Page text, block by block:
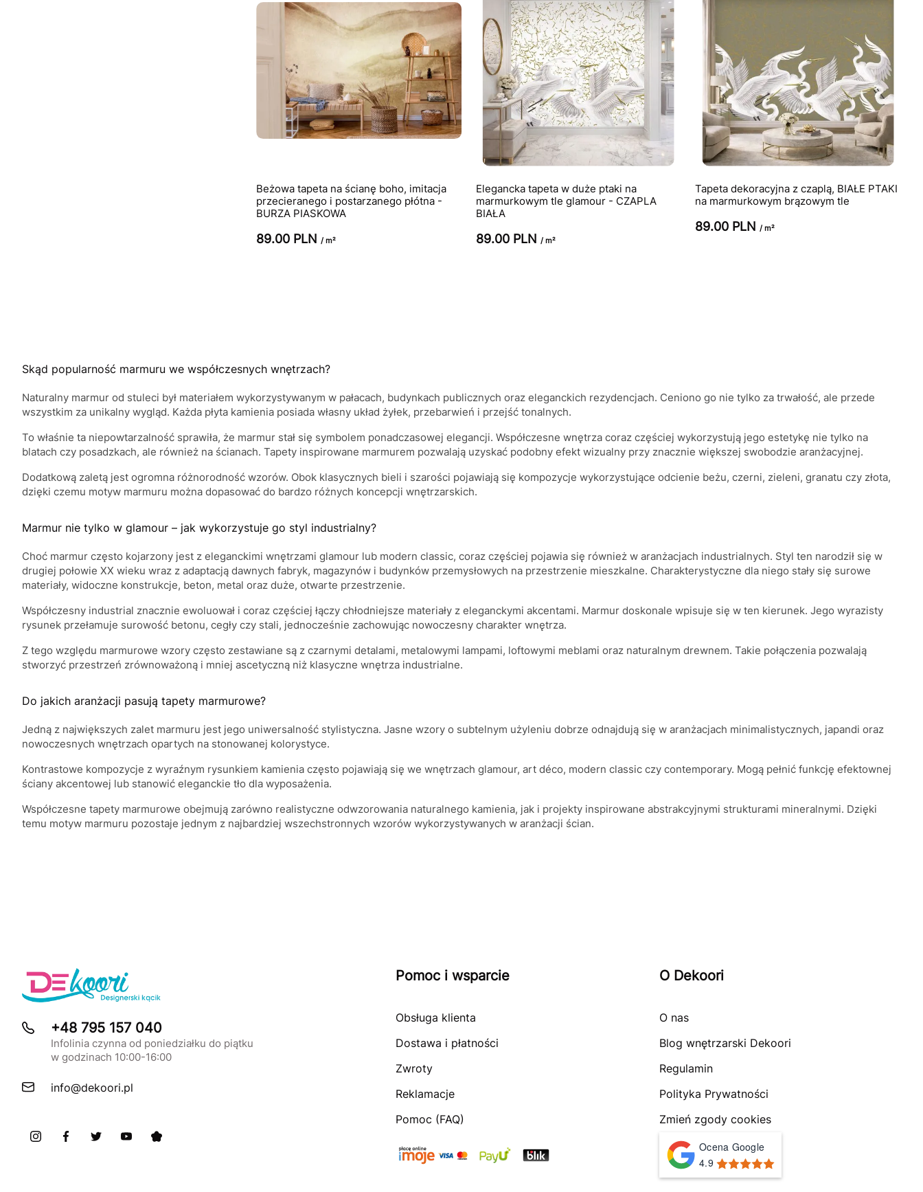
Beżowa tapeta na ścianę boho, imitacja
przecieranego i postarzanego płótna -
BURZA PIASKOWA
89.00 PLN / m²
Elegancka tapeta w duże ptaki na
marmurkowym tle glamour - CZAPLA
BIAŁA
89.00 PLN / m²
Tapeta dekoracyjna z czaplą, BIAŁE PTAKI
na marmurkowym brązowym tle
89.00 PLN / m²
Skąd popularność marmuru we współczesnych wnętrzach?
Naturalny marmur od stuleci był materiałem wykorzystywanym w pałacach, budynkach publicznych oraz eleganckich rezydencjach. Ceniono go nie tylko za trwałość, ale przede
wszystkim za unikalny wygląd. Każda płyta kamienia posiada własny układ żyłek, przebarwień i przejść tonalnych.
To właśnie ta niepowtarzalność sprawiła, że marmur stał się symbolem ponadczasowej elegancji. Współczesne wnętrza coraz częściej wykorzystują jego estetykę nie tylko na
blatach czy posadzkach, ale również na ścianach. Tapety inspirowane marmurem pozwalają uzyskać podobny efekt wizualny przy znacznie większej swobodzie aranżacyjnej.
Dodatkową zaletą jest ogromna różnorodność wzorów. Obok klasycznych bieli i szarości pojawiają się kompozycje wykorzystujące odcienie beżu, czerni, zieleni, granatu czy złota,
dzięki czemu motyw marmuru można dopasować do bardzo różnych koncepcji wnętrzarskich.
Marmur nie tylko w glamour – jak wykorzystuje go styl industrialny?
Choć marmur często kojarzony jest z eleganckimi wnętrzami glamour lub modern classic, coraz częściej pojawia się również w aranżacjach industrialnych. Styl ten narodził się w
drugiej połowie XX wieku wraz z adaptacją dawnych fabryk, magazynów i budynków przemysłowych na przestrzenie mieszkalne. Charakterystyczne dla niego stały się surowe
materiały, widoczne konstrukcje, beton, metal oraz duże, otwarte przestrzenie.
Współczesny industrial znacznie ewoluował i coraz częściej łączy chłodniejsze materiały z eleganckymi akcentami. Marmur doskonale wpisuje się w ten kierunek. Jego wyrazisty
rysunek przełamuje surowość betonu, cegły czy stali, jednocześnie zachowując nowoczesny charakter wnętrza.
Z tego względu marmurowe wzory często zestawiane są z czarnymi detalami, metalowymi lampami, loftowymi meblami oraz naturalnym drewnem. Takie połączenia pozwalają
stworzyć przestrzeń zrównoważoną i mniej ascetyczną niż klasyczne wnętrza industrialne.
Do jakich aranżacji pasują tapety marmurowe?
Jedną z największych zalet marmuru jest jego uniwersalność stylistyczna. Jasne wzory o subtelnym użyleniu dobrze odnajdują się w aranżacjach minimalistycznych, japandi oraz
nowoczesnych wnętrzach opartych na stonowanej kolorystyce.
Kontrastowe kompozycje z wyraźnym rysunkiem kamienia często pojawiają się we wnętrzach glamour, art déco, modern classic czy contemporary. Mogą pełnić funkcję efektownej
ściany akcentowej lub stanowić eleganckie tło dla wyposażenia.
Współczesne tapety marmurowe obejmują zarówno realistyczne odwzorowania naturalnego kamienia, jak i projekty inspirowane abstrakcyjnymi strukturami mineralnymi. Dzięki
temu motyw marmuru pozostaje jednym z najbardziej wszechstronnych wzorów wykorzystywanych w aranżacji ścian.
+48 795 157 040
Infolinia czynna od poniedziałku do piątku
w godzinach 10:00-16:00
info@dekoori.pl
Pomoc i wsparcie
Obsługa klienta
Dostawa i płatności
Zwroty
Reklamacje
Pomoc (FAQ)
O Dekoori
O nas
Blog wnętrzarski Dekoori
Regulamin
Polityka Prywatności
Zmień zgody cookies
Ocena Google
4.9